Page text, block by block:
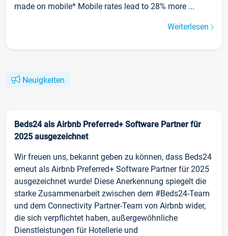
made on mobile* Mobile rates lead to 28% more ...
Weiterlesen
Neuigkeiten
Beds24 als Airbnb Preferred+ Software Partner für
2025 ausgezeichnet
Wir freuen uns, bekannt geben zu können, dass Beds24
erneut als Airbnb Preferred+ Software Partner für 2025
ausgezeichnet wurde! Diese Anerkennung spiegelt die
starke Zusammenarbeit zwischen dem #Beds24-Team
und dem Connectivity Partner-Team von Airbnb wider,
die sich verpflichtet haben, außergewöhnliche
Dienstleistungen für Hotellerie und